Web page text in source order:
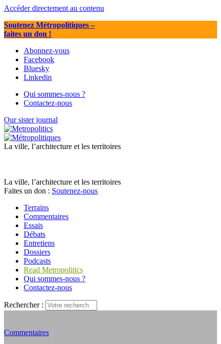
Accéder directement au contenu
Soutenez Métropolitiques–
faites un don !
Abonnez-vous
Facebook
Bluesky
Linkedin
Qui sommes-nous ?
Contactez-nous
Our sister journal
La ville, l’architecture et les territoires
La ville, l’architecture et les territoires
Faites un don : Soutenez-nous
Terrains
Commentaires
Essais
Débats
Entretiens
Dossiers
Podcasts
Read Metropolitics
Qui sommes-nous ?
Contactez-nous
Rechercher :
Commentaires